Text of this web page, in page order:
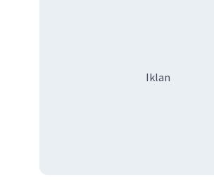
Iklan